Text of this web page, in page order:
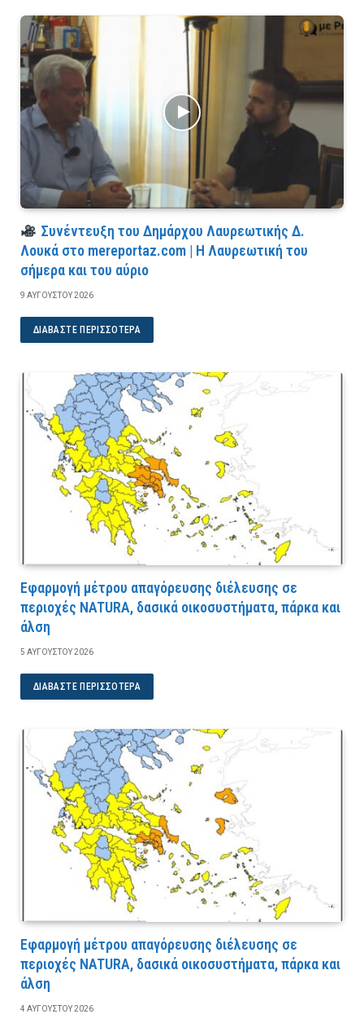
Συνέντευξη του Δημάρχου Λαυρεωτικής Δ.
Λουκά στο mereportaz.com | Η Λαυρεωτική του
σήμερα και του αύριο
9 ΑΥΓΟΎΣΤΟΥ 2026
ΔΙΑΒΆΣΤΕ ΠΕΡΙΣΣΌΤΕΡΑ
Εφαρμογή μέτρου απαγόρευσης διέλευσης σε
περιοχές NATURA, δασικά οικοσυστήματα, πάρκα και
άλση
5 ΑΥΓΟΎΣΤΟΥ 2026
ΔΙΑΒΆΣΤΕ ΠΕΡΙΣΣΌΤΕΡΑ
Εφαρμογή μέτρου απαγόρευσης διέλευσης σε
περιοχές NATURA, δασικά οικοσυστήματα, πάρκα και
άλση
4 ΑΥΓΟΎΣΤΟΥ 2026